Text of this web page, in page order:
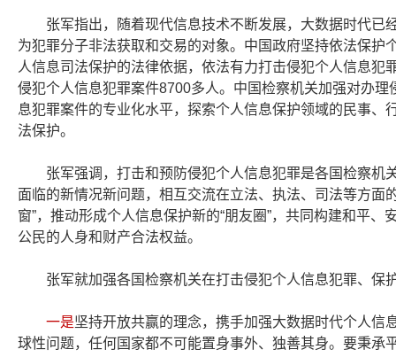
张军指出，随着现代信息技术不断发展，大数据时代已
为犯罪分子非法获取和交易的对象。中国政府坚持依法保
人信息司法保护的法律依据，依法有力打击侵犯个人信息
侵犯个人信息犯罪案件8700多人。中国检察机关加强对办
息犯罪案件的专业化水平，探索个人信息保护领域的民事
法保护。
张军强调 ，打击和预防侵犯个人信息犯罪是各国检察机
面临的新情况新问题，相互交流在立法、执法、司法等方面
窗”，推动形成个人信息保护新的“朋友圈”，共同构建和平
公民的人身和财产合法权益。
张军就加强各国检察机关在打击侵犯个人信息犯罪、保
一是坚持开放共赢的理念，携手加强大数据时代个人信
球性问题，任何国家都不可能置身事外、独善其身。要秉承